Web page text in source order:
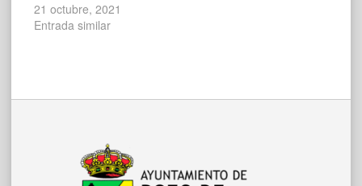
21 octubre, 2021
Entrada similar